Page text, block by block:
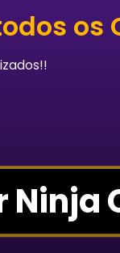
os
Ninja